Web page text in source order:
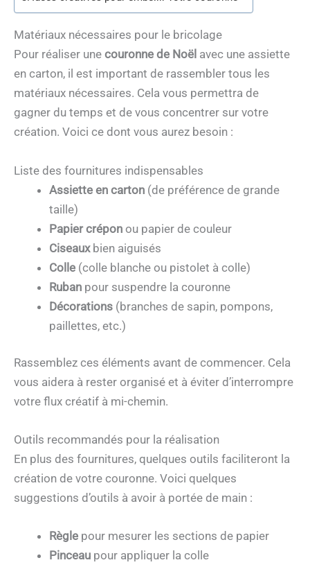
Matériaux nécessaires pour le bricolage
Pour réaliser une couronne de Noël avec une assiette
en carton, il est important de rassembler tous les
matériaux nécessaires. Cela vous permettra de
gagner du temps et de vous concentrer sur votre
création. Voici ce dont vous aurez besoin :
Liste des fournitures indispensables
Assiette en carton (de préférence de grande
taille)
Papier crépon ou papier de couleur
Ciseauxbien aiguisés
Colle (colle blanche ou pistolet à colle)
Ruban pour suspendre la couronne
Décorations (branches de sapin, pompons,
paillettes, etc.)
Rassemblez ces éléments avant de commencer. Cela
vous aidera à rester organisé et à éviter d’interrompre
votre flux créatif à mi-chemin.
Outils recommandés pour la réalisation
En plus des fournitures, quelques outils faciliteront la
création de votre couronne. Voici quelques
suggestions d’outils à avoir à portée de main :
Règle pour mesurer les sections de papier
Pinceau pour appliquer la colle